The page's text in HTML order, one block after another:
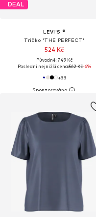
DEAL
LEVI'S ®
Tričko 'THE PERFECT'
524 Kč
Původně: 749 Kč
Poslední nejnižší cena:562 Kč-6%
+33